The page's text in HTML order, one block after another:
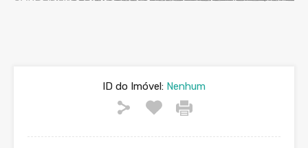
ID do Imóvel: Nenhum